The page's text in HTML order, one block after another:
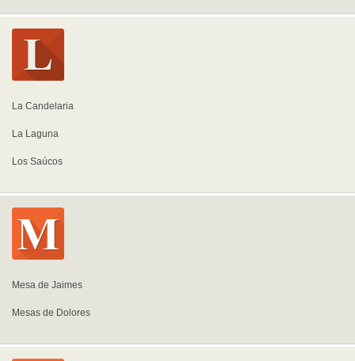
La Candelaria
La Laguna
Los Saúcos
Mesa de Jaimes
Mesas de Dolores